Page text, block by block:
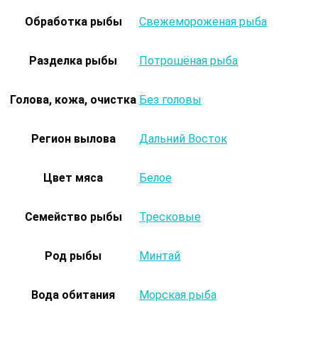
Обработка рыбы Свежемороженая рыба
Разделка рыбы Потрошёная рыба
Голова, кожа, очистка Без головы
Регион вылова Дальний Восток
Цвет мяса Белое
Семейство рыбы Тресковые
Род рыбы Минтай
Вода обитания Морская рыба